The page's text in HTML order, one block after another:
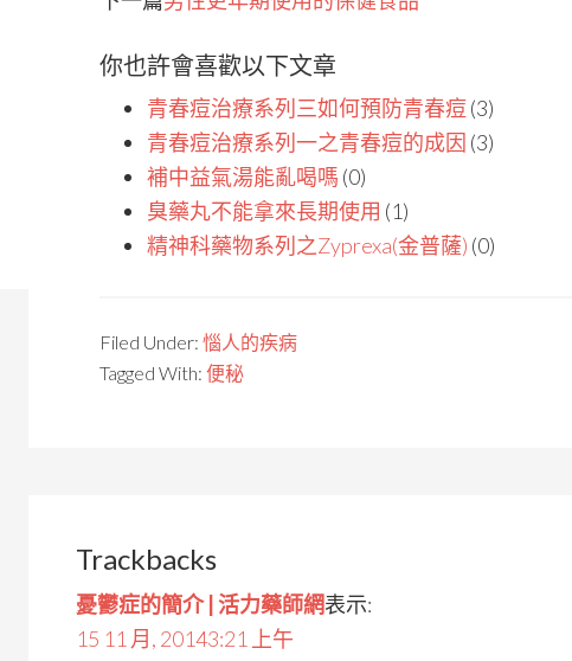
你也許會喜歡以下文章
青春痘治療系列三如何預防青春痘(3)
青春痘治療系列一之青春痘的成因 (3)
補中益氣湯能亂喝嗎 (0)
臭藥丸不能拿來長期使用 (1)
精神科藥物系列之Zyprexa(金普薩) (0)
Filed Under: 惱人的疾病
Tagged With: 便秘
Trackbacks
憂鬱症的簡介 | 活力藥師網表示:
15 11 月, 20143:21 上午